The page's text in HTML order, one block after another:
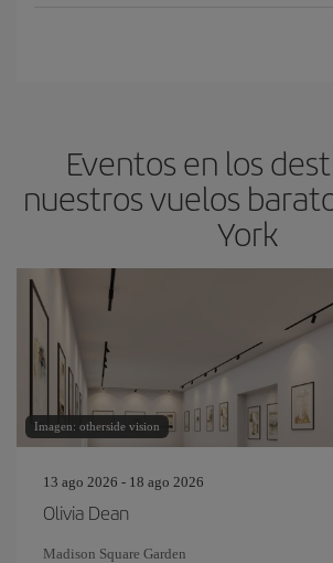
Eventos en los
nuestros vuelos
York
Imagen: otherside vision
13 ago 2026 - 18 ago 2026
Olivia Dean
Madison Square Garden